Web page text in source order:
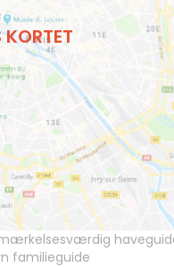
KORTET
familieguide